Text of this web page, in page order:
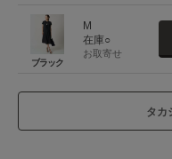
ブラック
M
在庫○
お取寄せ
タカ